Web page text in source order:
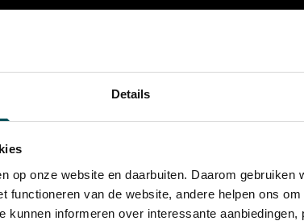
Details
op onze website en daarbuiten. Daarom gebruiken
functioneren van de website, andere helpen ons
kunnen informeren over interessante